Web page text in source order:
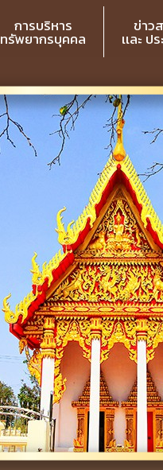
การบริหาร
ทรัพยากรบุคคล
ข่าว
เเละ ป